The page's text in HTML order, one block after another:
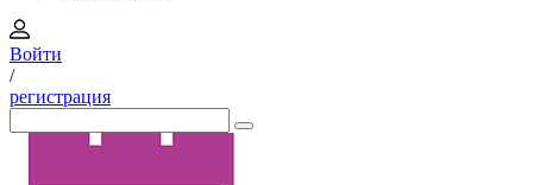
Войти
/
регистрация